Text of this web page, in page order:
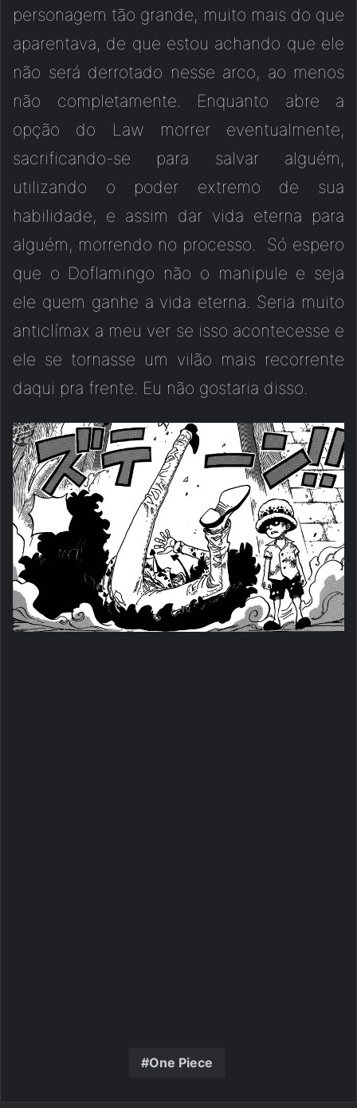
personagem tão grande, muito mais do que
aparentava, de que estou achando que ele
não será derrotado nesse arco, ao menos
não completamente. Enquanto abre a
opção do Law morrer eventualmente,
sacrificando-se para salvar alguém,
utilizando o poder extremo de sua
habilidade, e assim dar vida eterna para
alguém, morrendo no processo. Só espero
que o Doflamingo não o manipule e seja
ele quem ganhe a vida eterna. Seria muito
anticlímax a meu ver se isso acontecesse e
ele se tornasse um vilão mais recorrente
daqui pra frente. Eu não gostaria disso.
One Piece